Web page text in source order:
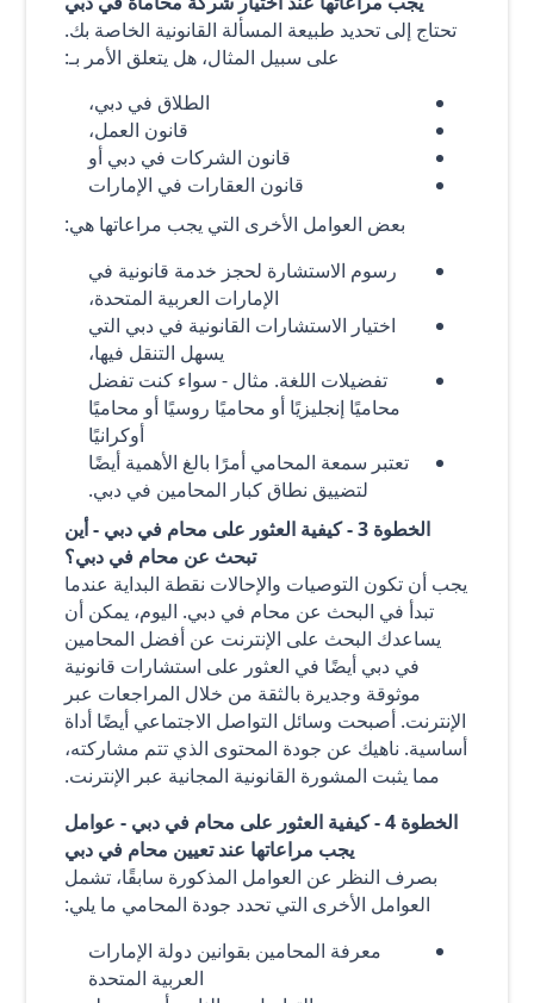
تحتاج إلى تحديد طبيعة المسألة القانونية الخاصة بك.
على سبيل المثال، هل يتعلق الأمر بـ:
الطلاق في دبي،
قانون العمل،
قانون الشركات في دبي أو
قانون العقارات في الإمارات
بعض العوامل الأخرى التي يجب مراعاتها هي:
رسوم الاستشارة لحجز خدمة قانونية في
الإمارات العربية المتحدة،
اختيار الاستشارات القانونية في دبي التي
يسهل التنقل فيها،
تفضيلات اللغة. مثال - سواء كنت تفضل
محاميًا إنجليزيًا أو محاميًا روسيًا أو محاميًا
أوكرانيًا
تعتبر سمعة المحامي أمرًا بالغ الأهمية أيضًا
لتضييق نطاق كبار المحامين في دبي.
الخطوة 3 - كيفية العثور على محام في دبي - أين
تبحث عن محام في دبي؟
يجب أن تكون التوصيات والإحالات نقطة البداية عندما
تبدأ في البحث عن محام في دبي. اليوم، يمكن أن
يساعدك البحث على الإنترنت عن أفضل المحامين
في دبي أيضًا في العثور على استشارات قانونية
موثوقة وجديرة بالثقة من خلال المراجعات عبر
الإنترنت. أصبحت وسائل التواصل الاجتماعي أيضًا أداة
أساسية. ناهيك عن جودة المحتوى الذي تتم مشاركته،
مما يثبت المشورة القانونية المجانية عبر الإنترنت.
الخطوة 4 - كيفية العثور على محام في دبي - عوامل
يجب مراعاتها عند تعيين محام في دبي
بصرف النظر عن العوامل المذكورة سابقًا، تشمل
العوامل الأخرى التي تحدد جودة المحامي ما يلي:
معرفة المحامين بقوانين دولة الإمارات
العربية المتحدة